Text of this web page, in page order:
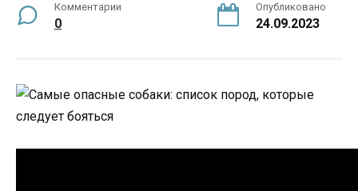
Комментарии
0
Опубликовано
24.09.2023